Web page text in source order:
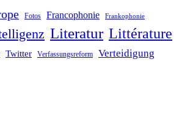
Fotos Francophonie Frankophonie
Literatur Littérature
Twitter Verfassungsreform Verteidigung